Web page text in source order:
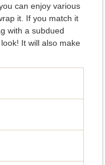
can enjoy various
it. If you match it
with a subdued
It will also make